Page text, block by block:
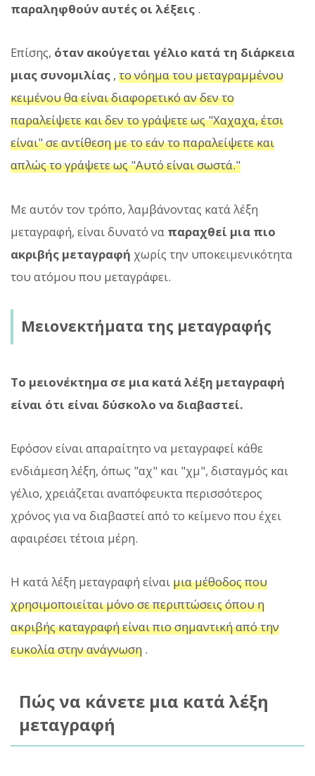
παραληφθούν αυτές οι λέξεις .
Επίσης, όταν ακούγεται γέλιο κατά τη διάρκεια
μιας συνομιλίας , το νόημα του μεταγραμμένου
κειμένου θα είναι διαφορετικό αν δεν το
παραλείψετε και δεν το γράψετε ως "Χαχαχα, έτσι
είναι" σε αντίθεση με το εάν το παραλείψετε και
απλώς το γράψετε ως "Αυτό είναι σωστά."
Με αυτόν τον τρόπο, λαμβάνοντας κατά λέξη
μεταγραφή, είναι δυνατό να παραχθεί μια πιο
ακριβής μεταγραφή χωρίς την υποκειμενικότητα
του ατόμου που μεταγράφει.
Μειονεκτήματα της μεταγραφής
Το μειονέκτημα σε μια κατά λέξη μεταγραφή
είναι ότι είναι δύσκολο να διαβαστεί.
Εφόσον είναι απαραίτητο να μεταγραφεί κάθε
ενδιάμεση λέξη, όπως "αχ" και "χμ", δισταγμός και
γέλιο, χρειάζεται αναπόφευκτα περισσότερος
χρόνος για να διαβαστεί από το κείμενο που έχει
αφαιρέσει τέτοια μέρη.
Η κατά λέξη μεταγραφή είναιμια μέθοδος που
χρησιμοποιείται μόνο σε περιπτώσεις όπου η
ακριβής καταγραφή είναι πιο σημαντική από την
ευκολία στην ανάγνωση .
Πώς να κάνετε μια κατά λέξη
μεταγραφή